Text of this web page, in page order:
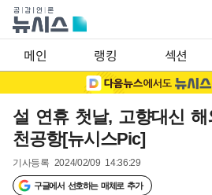
메인 랭킹 섹션
설 연휴 첫날, 고향대신
천공항[뉴시스Pic]
기사등록 2024/02/09 14:36:29
구글에서 선호하는 매체로 추가